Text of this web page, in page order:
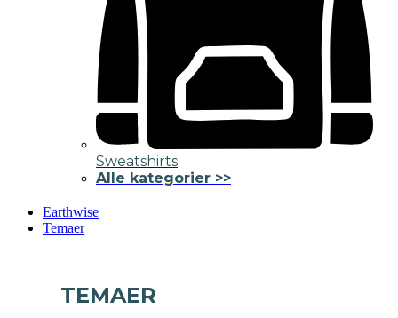
Sweatshirts
Alle kategorier >>
Earthwise
Temaer
TEMAER